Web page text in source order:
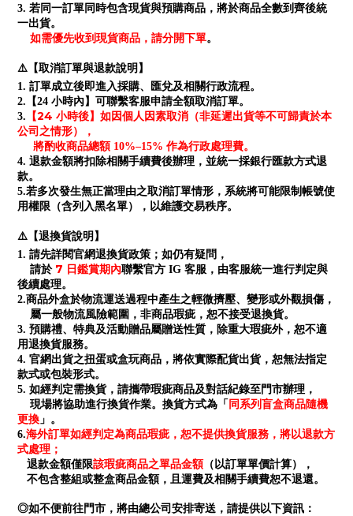
3. 若同一訂單同時包含現貨與預購商品，將於商品全數到齊後統
一出貨。
如需優先收到現貨商品，請分開下單。
⚠️【取消訂單與退款說明】
1. 訂單成立後即進入採購、匯兌及相關行政流程。
2.【24 小時內】可聯繫客服申請全額取消訂單。
3.
【24 小時後】如因個人因素取消（非延遲出貨等不可歸責於本
公司之情形），
將酌收商品總額 10%–15% 作為行政處理費。
4. 退款金額將扣除相關手續費後辦理，並統一採銀行匯款方式退
款。
5.若多次發生無正當理由之取消訂單情形，系統將可能限制帳號使
用權限（含列入黑名單），以維護交易秩序。
⚠️【退換貨說明】
1. 請先詳閱官網退換貨政策；如仍有疑問，
請於 7 日鑑賞期內聯繫官方 IG 客服，由客服統一進行判定與
後續處理。
2.商品外盒於物流運送過程中產生之輕微擠壓、變形或外觀損傷，
屬一般物流風險範圍，非商品瑕疵，恕不接受退換貨。
3. 預購禮、特典及活動贈品屬贈送性質，除重大瑕疵外，恕不適
用退換貨服務。
4. 官網出貨之扭蛋或盒玩商品，將依實際配貨出貨，恕無法指定
款式或包裝形式。
5. 如經判定需換貨，請攜帶瑕疵商品及對話紀錄至門市辦理，
現場將協助進行換貨作業。換貨方式為「 同系列盲盒商品隨機
更換 」。
6.海外訂單如經判定為商品瑕疵，恕不提供換貨服務，將以退款方
式處理；
退款金額僅限該瑕疵商品之單品金額（以訂單單價計算），
不包含整組或整盒商品金額，且運費及相關手續費恕不退還。
◎如不便前往門市，將由總公司安排寄送，請提供以下資訊：